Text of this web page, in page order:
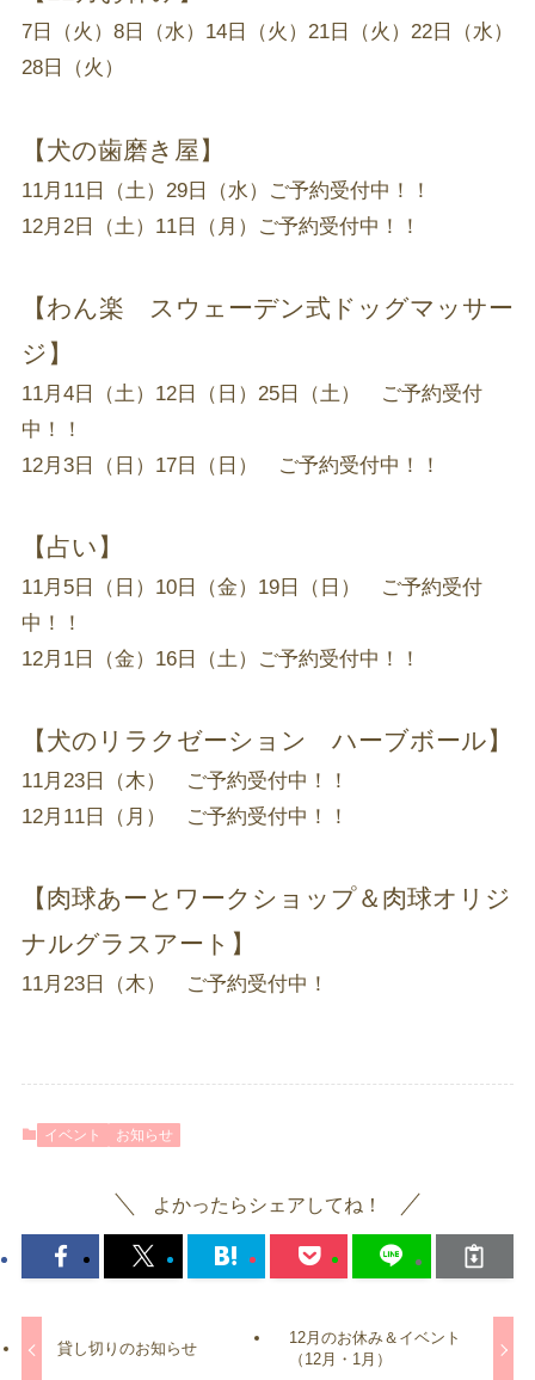
7日（火）8日（水）14日（火）21日（火）22日（水）
28日（火）
【犬の歯磨き屋】
11月11日（土）29日（水）ご予約受付中！！
12月2日（土）11日（月）ご予約受付中！！
【わん楽 スウェーデン式ドッグマッサー
ジ】
11月4日（土）12日（日）25日（土） ご予約受付
中！！
12月3日（日）17日（日） ご予約受付中！！
【占い】
11月5日（日）10日（金）19日（日） ご予約受付
中！！
12月1日（金）16日（土）ご予約受付中！！
【犬のリラクゼーション ハーブボール】
11月23日（木） ご予約受付中！！
12月11日（月） ご予約受付中！！
【肉球あーとワークショップ＆肉球オリジ
ナルグラスアート】
11月23日（木） ご予約受付中！
イベント お知らせ
よかったらシェアしてね！
貸し切りのお知らせ
12月のお休み＆イベント
（12月・1月）